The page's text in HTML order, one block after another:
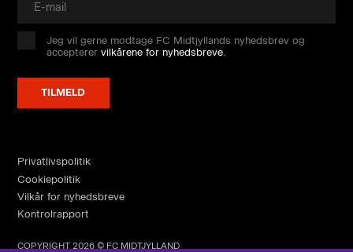
Jeg vil gerne modtage FC Midtjyllands nyhedsbrev og
accepterervilkårene for nyhedsbreve.
Privatlivspolitik
Cookiepolitik
Vilkår for nyhedsbreve
Kontrolrapport
COPYRIGHT 2026 © FC MIDTJYLLAND